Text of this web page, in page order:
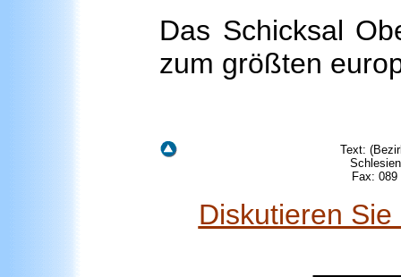
Das Schicksal
zum größten
Text:
Fax:
Diskutieren